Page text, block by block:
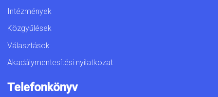
Intézmények
Közgyűlések
Választások
Akadálymentesítési nyilatkozat
Telefonkönyv